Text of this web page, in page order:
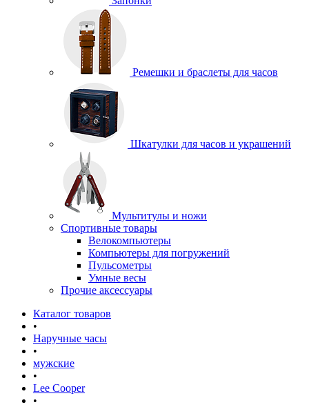
Ремешки и браслеты для часов
Шкатулки для часов и украшений
Мультитулы и ножи
Спортивные товары
Велокомпьютеры
Компьютеры для погружений
Пульсометры
Умные весы
Прочие аксессуары
Каталог товаров
•
Наручные часы
•
мужские
•
Lee Cooper
•